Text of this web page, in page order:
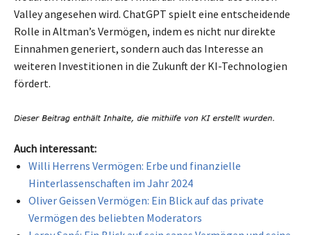
Valley angesehen wird. ChatGPT spielt eine entscheidende
Rolle in Altman’s Vermögen, indem es nicht nur direkte
Einnahmen generiert, sondern auch das Interesse an
weiteren Investitionen in die Zukunft der KI-Technologien
fördert.
Auch interessant:
Willi Herrens Vermögen: Erbe und finanzielle
Hinterlassenschaften im Jahr 2024
Oliver Geissen Vermögen: Ein Blick auf das private
Vermögen des beliebten Moderators